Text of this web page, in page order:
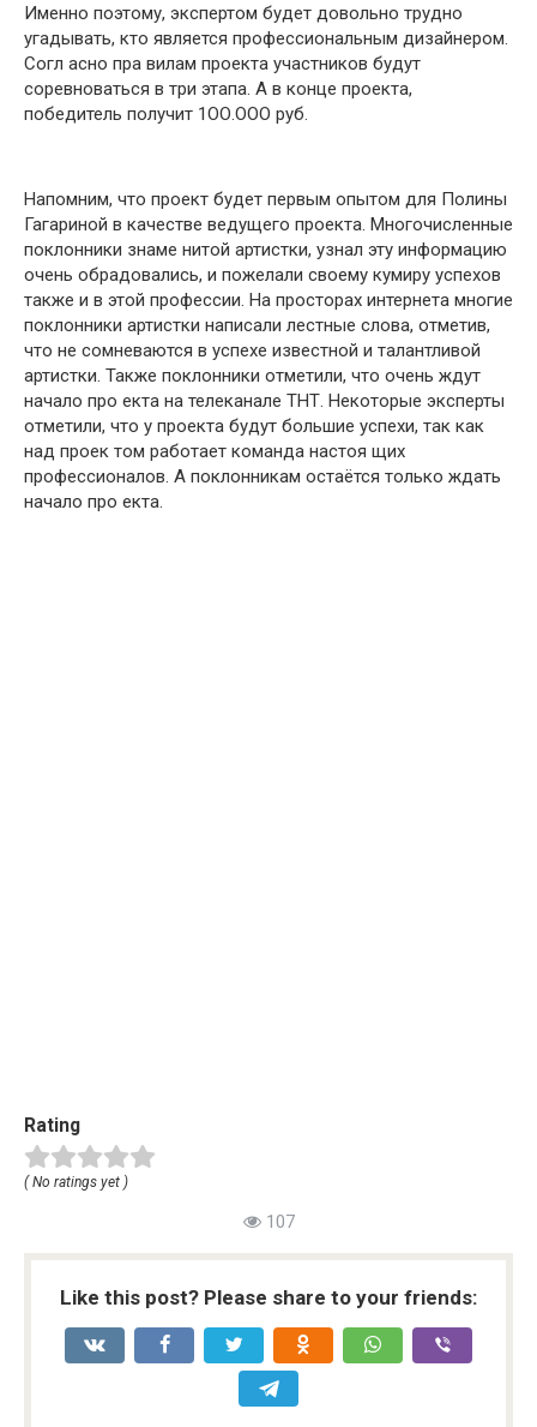
Именно поэтому, экспертом будет довольно трудно
угадывать, кто является профессиональным дизайнером.
Согл асно пра вилам проекта участников будут
соревноваться в три этапа. А в конце проекта,
победитель получит 1ОО.ООО руб.
Напомним, что проект будет первым опытом для Полины
Гагариной в качестве ведущего проекта. Многочисленные
поклонники знаме нитой артистки, узнал эту информацию
очень обрадовались, и пожелали своему кумиру успехов
также и в этой профессии. На просторах интернета многие
поклонники артистки написали лестные слова, отметив,
что не сомневаются в успехе известной и талантливой
артистки. Также поклонники отметили, что очень ждут
начало про екта на телеканале ТНТ. Некоторые эксперты
отметили, что у проекта будут большие успехи, так как
над проек том работает команда настоя щих
профессионалов. А поклонникам остаётся только ждать
начало про екта.
Rating
( No ratings yet )
107
Like this post? Please share to your friends: